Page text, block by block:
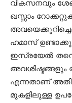
വികസനവും
ഖസ്സാം
ഹമാസ്
ഇസ്രയേല്‍
അവശിഷ്ടങ്ങളും
എന്നതാണ്
മുകളിലുള്ള